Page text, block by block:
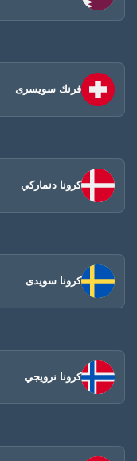
فرنك سويسرى
كرونا دنماركي
كرونا سويدى
كرونا نرويجي